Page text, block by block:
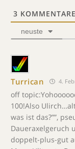
3 KOMMENTARE
neuste
Turrican 4.
off
100!Also
was ist das?””,
Daueraxelgeruch
doppelt-plus-gut